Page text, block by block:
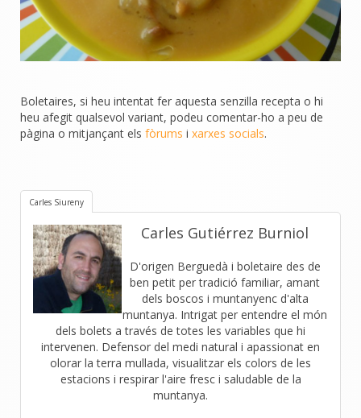
Boletaires, si heu intentat fer aquesta senzilla recepta o hi
heu afegit qualsevol variant, podeu comentar-ho a peu de
pàgina o mitjançant els fòrums i xarxes socials.
Carles Siureny
Carles Gutiérrez Burniol
D'origen Berguedà i boletaire des de
ben petit per tradició familiar, amant
dels boscos i muntanyenc d'alta
muntanya. Intrigat per entendre el món
dels bolets a través de totes les variables que hi
intervenen. Defensor del medi natural i apassionat en
olorar la terra mullada, visualitzar els colors de les
estacions i respirar l'aire fresc i saludable de la
muntanya.